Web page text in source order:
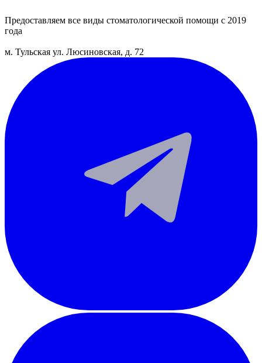
Предоставляем все виды стоматологической помощи с 2019
года
м. Тульская ул. Люсиновская, д. 72